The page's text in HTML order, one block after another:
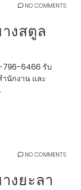
NO COMMENTS
งสตูล
796-6466 รับ
นักงาน และ
NO COMMENTS
งยะลา